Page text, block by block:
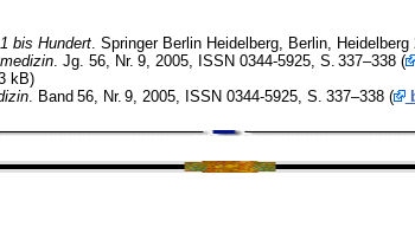
bis Hundert. Springer Berlin Heidelberg, Berlin,
. Jg. 56, Nr. 9, 2005, ISSN 0344-5925, S. 337–338 (
kB)
. Band 56, Nr. 9, 2005, ISSN 0344-5925,S. 337–338(